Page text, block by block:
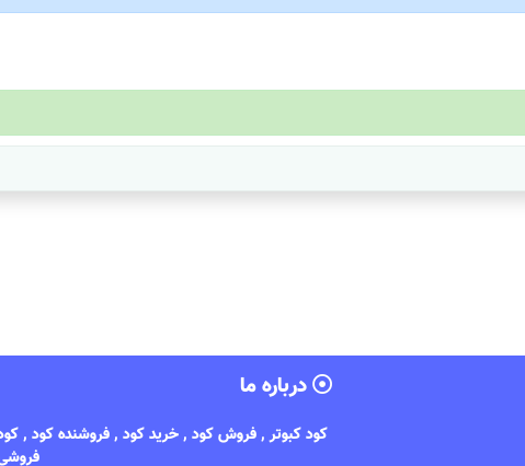
درباره ما
کود کبوتر , فروش کود , خرید کود , فروشنده کود ,